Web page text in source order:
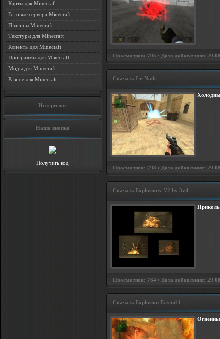
Карты для Minecraft
Готовые сервера Minecraft
Плагины Minecraft
Текстуры для Minecraft
Клиенты для Minecraft
Программы для Minecraft
Моды для Minecraft
Разное для Minecraft
Интересное
Наша кнопка
Получить код
Просмотров: 795 • Дата добавления:
Скачать Ice-Nade
Просмотров: 798 • Дата добавления:
Скачать Explosions_V2 by 3vil
Просмотров: 764 • Дата добавления:
Скачать Explosion Extend 1